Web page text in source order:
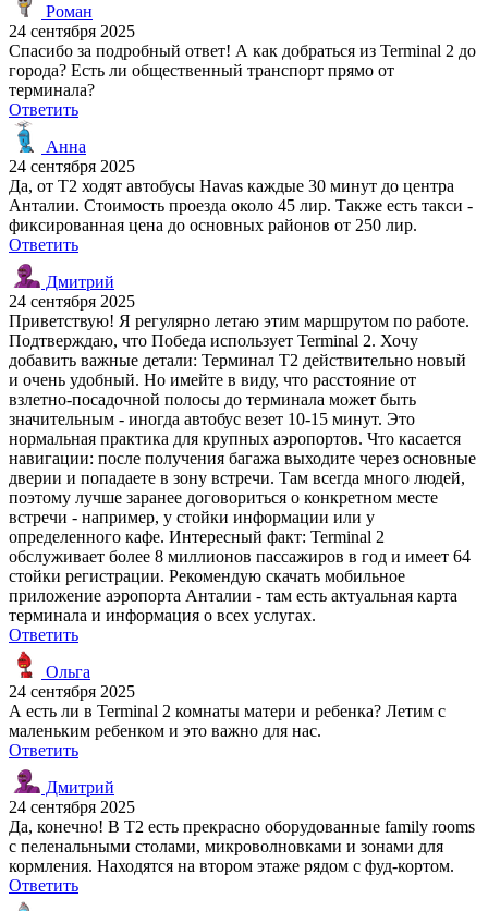
Роман
24 сентября 2025
Спасибо за подробный ответ! А как добраться из Terminal 2 до
города? Есть ли общественный транспорт прямо от
терминала?
Ответить
Анна
24 сентября 2025
Да, от T2 ходят автобусы Havas каждые 30 минут до центра
Анталии. Стоимость проезда около 45 лир. Также есть такси -
фиксированная цена до основных районов от 250 лир.
Ответить
Дмитрий
24 сентября 2025
Приветствую! Я регулярно летаю этим маршрутом по работе.
Подтверждаю, что Победа использует Terminal 2. Хочу
добавить важные детали: Терминал T2 действительно новый
и очень удобный. Но имейте в виду, что расстояние от
взлетно-посадочной полосы до терминала может быть
значительным - иногда автобус везет 10-15 минут. Это
нормальная практика для крупных аэропортов. Что касается
навигации: после получения багажа выходите через основные
дверии и попадаете в зону встречи. Там всегда много людей,
поэтому лучше заранее договориться о конкретном месте
встречи - например, у стойки информации или у
определенного кафе. Интересный факт: Terminal 2
обслуживает более 8 миллионов пассажиров в год и имеет 64
стойки регистрации. Рекомендую скачать мобильное
приложение аэропорта Анталии - там есть актуальная карта
терминала и информация о всех услугах.
Ответить
Ольга
24 сентября 2025
А есть ли в Terminal 2 комнаты матери и ребенка? Летим с
маленьким ребенком и это важно для нас.
Ответить
Дмитрий
24 сентября 2025
Да, конечно! В T2 есть прекрасно оборудованные family rooms
с пеленальными столами, микроволновками и зонами для
кормления. Находятся на втором этаже рядом с фуд-кортом.
Ответить